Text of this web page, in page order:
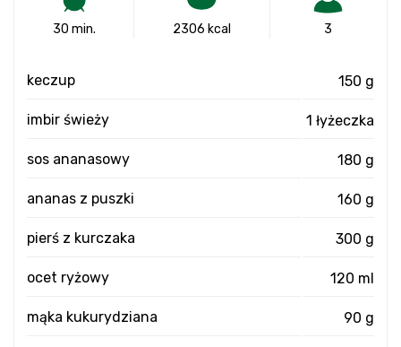
30 min. 2306 kcal 3
keczup 150 g
imbir świeży 1 łyżeczka
sos ananasowy 180 g
ananas z puszki 160 g
pierś z kurczaka 300 g
ocet ryżowy 120 ml
mąka kukurydziana 90 g